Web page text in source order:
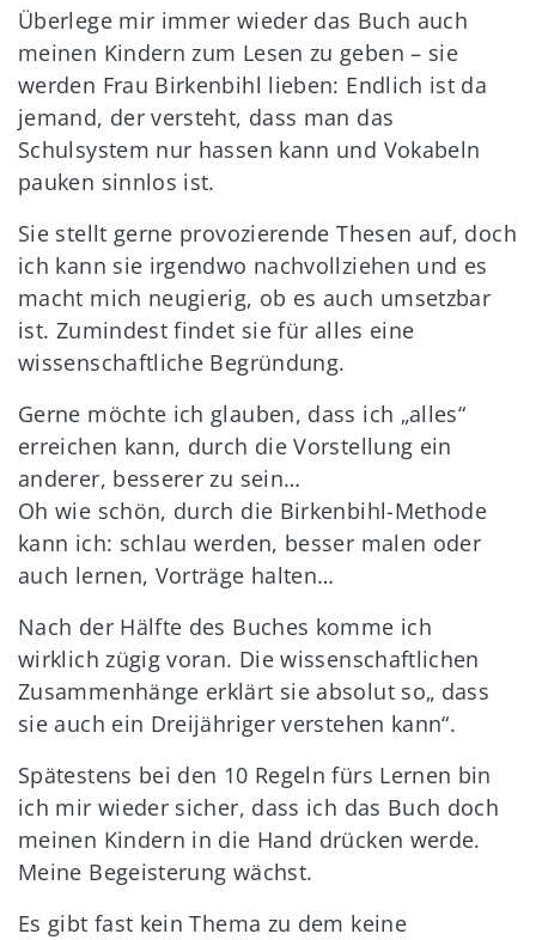
Überlege mir immer wieder das Buch auch
meinen Kindern zum Lesen zu geben – sie
werden Frau Birkenbihl lieben: Endlich ist da
jemand, der versteht, dass man das
Schulsystem nur hassen kann und Vokabeln
pauken sinnlos ist.
Sie stellt gerne provozierende Thesen auf, doch
ich kann sie irgendwo nachvollziehen und es
macht mich neugierig, ob es auch umsetzbar
ist. Zumindest findet sie für alles eine
wissenschaftliche Begründung.
Gerne möchte ich glauben, dass ich „alles“
erreichen kann, durch die Vorstellung ein
anderer, besserer zu sein…
Oh wie schön, durch die Birkenbihl-Methode
kann ich: schlau werden, besser malen oder
auch lernen, Vorträge halten…
Nach der Hälfte des Buches komme ich
wirklich zügig voran. Die wissenschaftlichen
Zusammenhänge erklärt sie absolut so„ dass
sie auch ein Dreijähriger verstehen kann“.
Spätestens bei den 10 Regeln fürs Lernen bin
ich mir wieder sicher, dass ich das Buch doch
meinen Kindern in die Hand drücken werde.
Meine Begeisterung wächst.
Es gibt fast kein Thema zu dem keine